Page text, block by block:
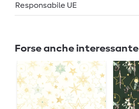
Responsabile UE
Forse anche interessante